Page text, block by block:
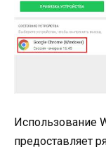
Использование
предоставляет